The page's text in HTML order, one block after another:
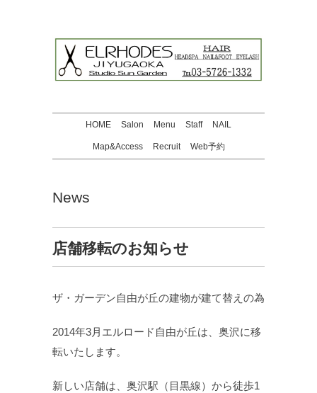
HOME Salon Menu Staff NAIL
Map&Access Recruit Web予約
News
店舗移転のお知らせ
ザ・ガーデン自由が丘の建物が建て替えの為
2014年3月エルロード自由が丘は、奥沢に移
転いたします。
新しい店舗は、奥沢駅（目黒線）から徒歩1